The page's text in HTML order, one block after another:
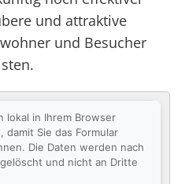
und attraktive
und Besucher
lokal in Ihrem Browser
Sie das Formular
Die Daten werden nach
und nicht an Dritte